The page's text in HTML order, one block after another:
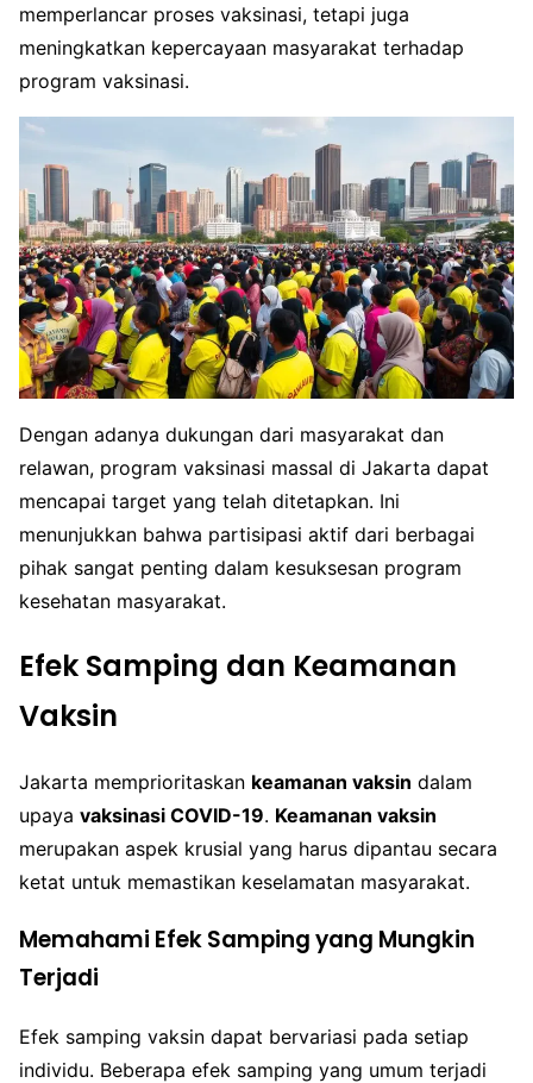
memperlancar proses vaksinasi, tetapi juga
meningkatkan kepercayaan masyarakat terhadap
program vaksinasi.
Dengan adanya dukungan dari masyarakat dan
relawan, program vaksinasi massal di Jakarta dapat
mencapai target yang telah ditetapkan. Ini
menunjukkan bahwa partisipasi aktif dari berbagai
pihak sangat penting dalam kesuksesan program
kesehatan masyarakat.
Efek Samping dan Keamanan
Vaksin
Jakarta memprioritaskan keamanan vaksin dalam
upaya vaksinasi COVID-19. Keamanan vaksin
merupakan aspek krusial yang harus dipantau secara
ketat untuk memastikan keselamatan masyarakat.
Memahami Efek Samping yang Mungkin
Terjadi
Efek samping vaksin dapat bervariasi pada setiap
individu. Beberapa efek samping yang umum terjadi